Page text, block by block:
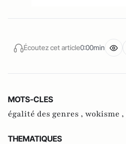
Écoutez cet article0:00min
MOTS-CLES
égalité des genres , wokisme ,
THEMATIQUES